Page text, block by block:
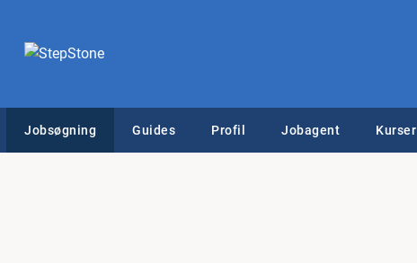
Jobsøgning Guides Profil Jobagent Kurser